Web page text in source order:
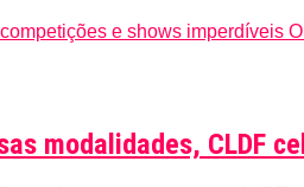
e shows imperdíveis
modalidades, CLDF